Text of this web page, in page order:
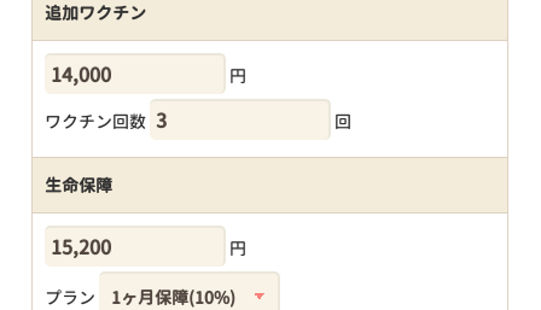
追加ワクチン
円
ワクチン回数
回
生命保障
円
プラン